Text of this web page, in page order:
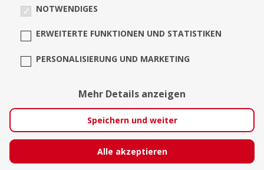
NOTWENDIGES
ERWEITERTE FUNKTIONEN UND STATISTIKEN
PERSONALISIERUNG UND MARKETING
Mehr Details anzeigen
Speichern und weiter
Alle akzeptieren